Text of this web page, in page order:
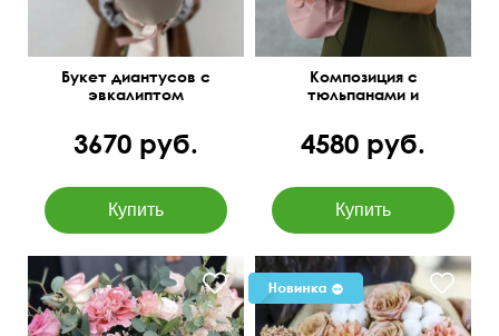
Букет диантусов с
эвкалиптом
3670 руб.
Композиция с
тюльпанами и
4580 руб.